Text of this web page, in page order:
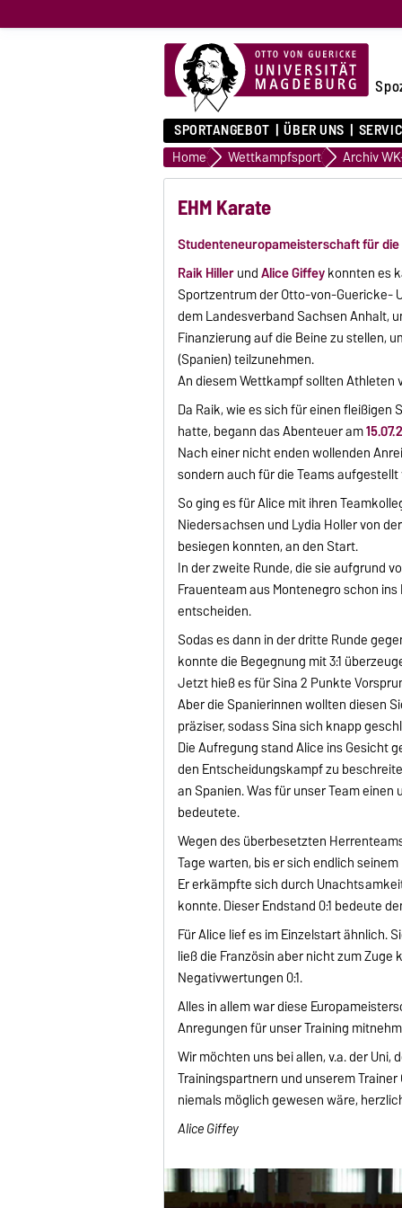
SPORTANGEBOT ÜBER UNS
Home Wettkampfsport
EHM Karate
Studenteneuropameisterschaft für
Raik HillerundAlice Giffeykonnten es
Sportzentrum der Otto-von-Guericke-
dem Landesverband Sachsen Anhalt,
Finanzierung auf die Beine zu stellen,
(Spanien) teilzunehmen.
An diesem Wettkampf sollten Athleten
Da Raik, wie es sich für einen fleißigen
hatte, begann das Abenteuer am
Nach einer nicht enden wollenden
sondern auch für die Teams
So ging es für Alice mit ihren
Niedersachsen und Lydia Holler von
besiegen konnten, an den Start.
In der zweite Runde, die sie aufgrund
Frauenteam aus Montenegro schon
entscheiden.
Sodas es dann in der dritte Runde
konnte die Begegnung mit 3:1
Jetzt hieß es für Sina 2 Punkte
Aber die Spanierinnen wollten diesen
präziser, sodass Sina sich knapp
Die Aufregung stand Alice ins Gesicht
den Entscheidungskampf zu
an Spanien. Was für unser Team
bedeutete.
Wegen des überbesetzten
Tage warten, bis er sich endlich
Er erkämpfte sich durch
konnte. Dieser Endstand 0:1 bedeute
Für Alice lief es im Einzelstart ähnlich.
ließ die Französin aber nicht zum
Negativwertungen 0:1.
Alles in allem war diese
Anregungen für unser Training
Wir möchten uns bei allen, v.a. der
Trainingspartnern und unserem
niemals möglich gewesen wäre,
Alice Giffey